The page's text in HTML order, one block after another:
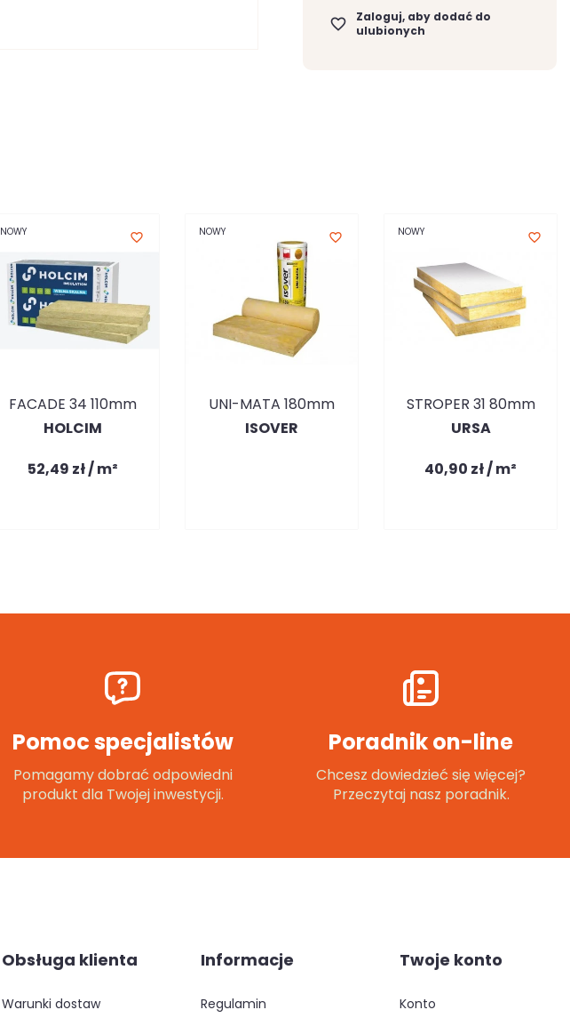
favorite_border
Zaloguj, aby dodać do
ulubionych
NOWY favorite_border
FACADE 34 110mm
HOLCIM
52,49 zł / m²
NOWY favorite_border
UNI-MATA 180mm
ISOVER
NOWY favorite_border
STROPER 31 80mm
URSA
40,90 zł / m²
Pomoc specjalistów
Pomagamy dobrać odpowiedni
produkt dla Twojej inwestycji.
Poradnik on-line
Chcesz dowiedzieć się więcej?
Przeczytaj nasz poradnik.
Obsługa klienta
warunki dostaw
Informacje
regulamin
Twoje konto
konto